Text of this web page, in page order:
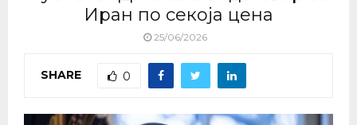
Иран по секоја цена
25/06/2026
SHARE 0